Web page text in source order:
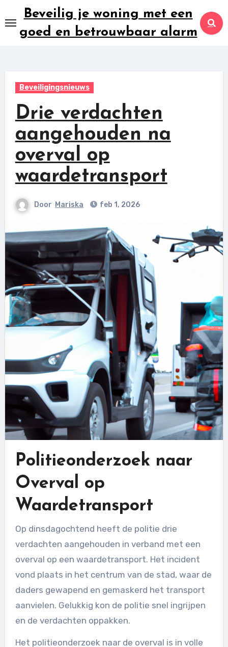
naar
inhoud
Beveilig je woning met een
goed en betrouwbaar alarm
Beveiligingsnieuws
Drie verdachten
aangehouden na
overval op
waardetransport
Door Mariska feb 1, 2026
Politieonderzoek naar
Overval op
Waardetransport
Op dinsdagochtend heeft de politie drie
verdachten aangehouden in verband met een
overval op een waardetransport. Het incident
vond plaats in het centrum van de stad, waar de
daders gewapend en gemaskerd het transport
aanvielen. Gelukkig kon de politie snel ingrijpen
en de verdachten oppakken.
Het politieonderzoek naar de overval is in volle